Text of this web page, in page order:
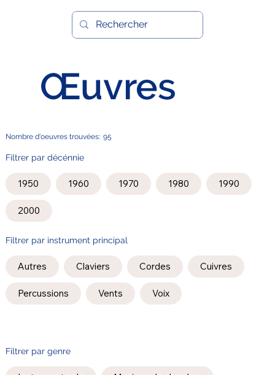
Œuvres
Filtrer par décénnie
1950 1960 1970 1980 1990
2000
Filtrer par instrument principal
Autres Claviers Cordes Cuivres
Percussions Vents Voix
Filtrer par genre
Nombre d'oeuvres trouvées: 95